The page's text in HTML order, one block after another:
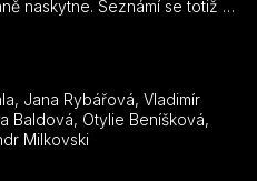
naskytne. Seznámí se totiž se
vyrůstal u vznešeného
pravého syna a přiměje
Oba mají dokázat
šatů, což se samozřejmě
Labakanovi a tak ho čeká
Košnar, Alexandr Milkovski